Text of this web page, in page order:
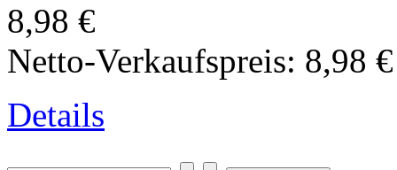
8,98 €
Netto-Verkaufspreis: 8,98 €
Details